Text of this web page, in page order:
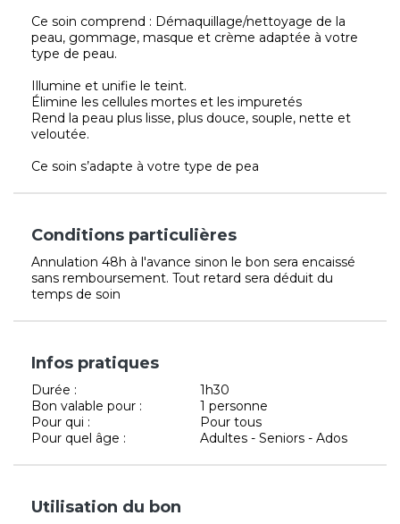
Ce soin comprend : Démaquillage/nettoyage de la
peau, gommage, masque et crème adaptée à votre
type de peau.
Illumine et unifie le teint.
Élimine les cellules mortes et les impuretés
Rend la peau plus lisse, plus douce, souple, nette et
veloutée.
Ce soin s’adapte à votre type de pea
Conditions particulières
Annulation 48h à l'avance sinon le bon sera encaissé
sans remboursement. Tout retard sera déduit du
temps de soin
Infos pratiques
Durée :
1h30
Bon valable pour :
1 personne
Pour qui :
Pour tous
Pour quel âge :
Adultes - Seniors - Ados
Utilisation du bon